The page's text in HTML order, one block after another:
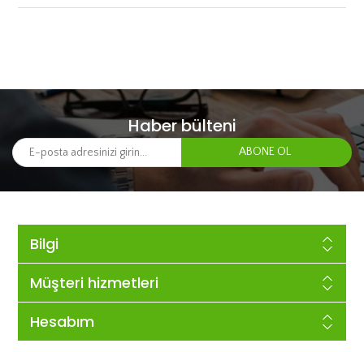
Haber bülteni
Bilgi
Müşteri hizmetleri
Hesabım